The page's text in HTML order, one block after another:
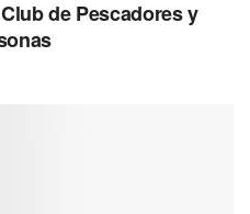
de Pescadores y